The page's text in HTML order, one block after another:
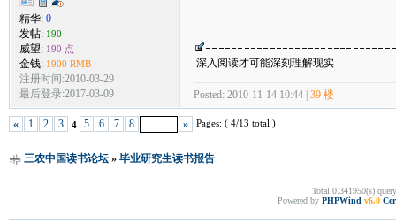
精华: 0
发帖: 190
威望: 190 点
金钱: 1900 RMB
注册时间:2010-03-29
最后登录:2017-03-09
深入阅读才可能深刻理解现实
Posted: 2010-11-14 10:44 | 39 楼
« 1 2 3 4 5 6 7 8 » Pages: ( 4/13 total )
三农中国读书论坛» 毕业研究生读书报告
Total 0.341950(s)
Powered by PHPWind v6.0